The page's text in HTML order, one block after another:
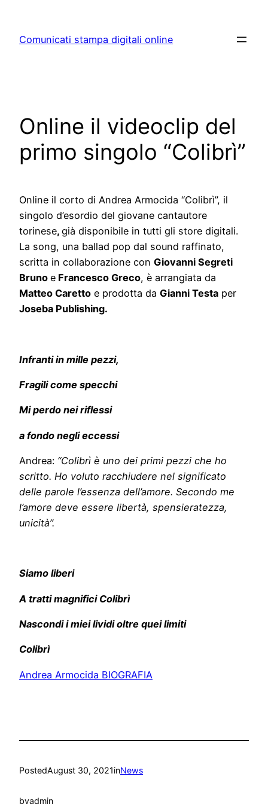
content
Comunicati stampa digitali online
Online il videoclip del
primo singolo “Colibrì”
Online il corto di Andrea Armocida “Colibrì”, il
singolo d’esordio del giovane cantautore
torinese, già disponibile in tutti gli store digitali.
La song, una ballad pop dal sound raffinato,
scritta in collaborazione con Giovanni Segreti
Bruno e Francesco Greco, è arrangiata da
Matteo Caretto e prodotta da Gianni Testa per
Joseba Publishing.
Infranti in mille pezzi,
Fragili come specchi
Mi perdo nei riflessi
a fondo negli eccessi
Andrea: “Colibrì è uno dei primi pezzi che ho
scritto. Ho voluto racchiudere nel significato
delle parole l’essenza dell’amore. Secondo me
l’amore deve essere libertà, spensieratezza,
unicità”.
Siamo liberi
A tratti magnifici Colibrì
Nascondi i miei lividi oltre quei limiti
Colibrì
Andrea Armocida BIOGRAFIA
PostedAugust 30, 2021inNews
byadmin